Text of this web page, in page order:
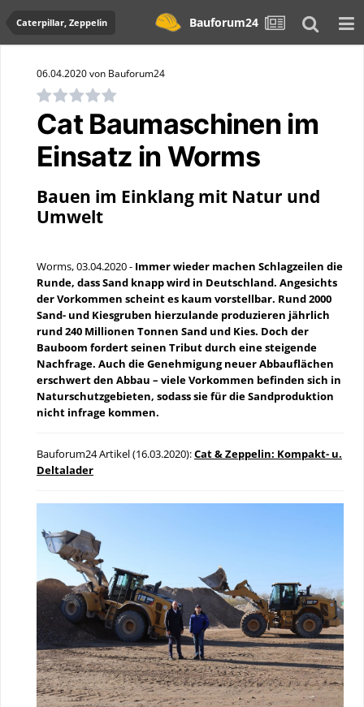
Caterpillar, Zeppelin Bauforum24
06.04.2020 von Bauforum24
Cat Baumaschinen im
Einsatz in Worms
Bauen im Einklang mit Natur und
Umwelt
Worms, 03.04.2020 - Immer wieder machen Schlagzeilen die
Runde, dass Sand knapp wird in Deutschland. Angesichts
der Vorkommen scheint es kaum vorstellbar. Rund 2000
Sand- und Kiesgruben hierzulande produzieren jährlich
rund 240 Millionen Tonnen Sand und Kies. Doch der
Bauboom fordert seinen Tribut durch eine steigende
Nachfrage. Auch die Genehmigung neuer Abbauflächen
erschwert den Abbau – viele Vorkommen befinden sich in
Naturschutzgebieten, sodass sie für die Sandproduktion
nicht infrage kommen.
Bauforum24 Artikel (16.03.2020):Cat & Zeppelin: Kompakt- u.
Deltalader